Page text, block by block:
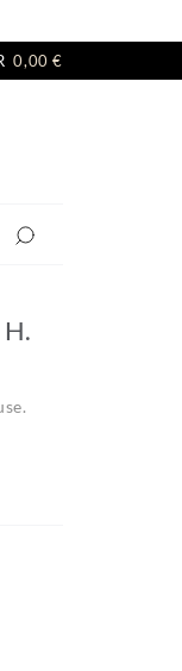
0,00 €